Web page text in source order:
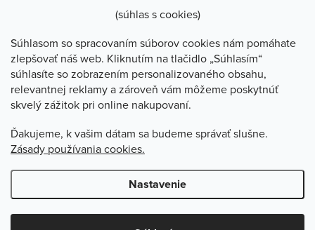
(súhlas s cookies)
Súhlasom so spracovaním súborov cookies nám pomáhate
zlepšovať náš web. Kliknutím na tlačidlo „Súhlasím“
súhlasíte so zobrazením personalizovaného obsahu,
relevantnej reklamy a zároveň vám môžeme poskytnúť
skvelý zážitok pri online nakupovaní.
Ďakujeme, k vašim dátam sa budeme správať slušne.
Zásady používania cookies.
Nastavenie
O Stevula
Poradňa
Copyright 2026Stevula.sk. Všetky práva vyhradené.Upraviť
nastavenie cookies